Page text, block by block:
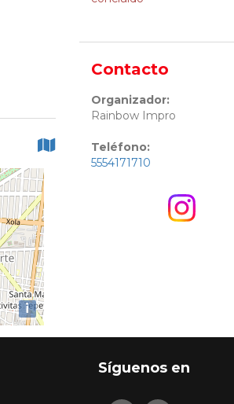
i
Contacto
Organizador:
Rainbow Impro
Teléfono:
5554171710
Síguenos en